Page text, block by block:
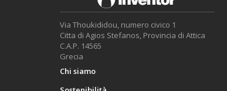
Via Thoukididou, numero civico 1
Citta di Agios Stefanos, Provincia di Attica
C.A.P. 14565
Grecia
Chi siamo